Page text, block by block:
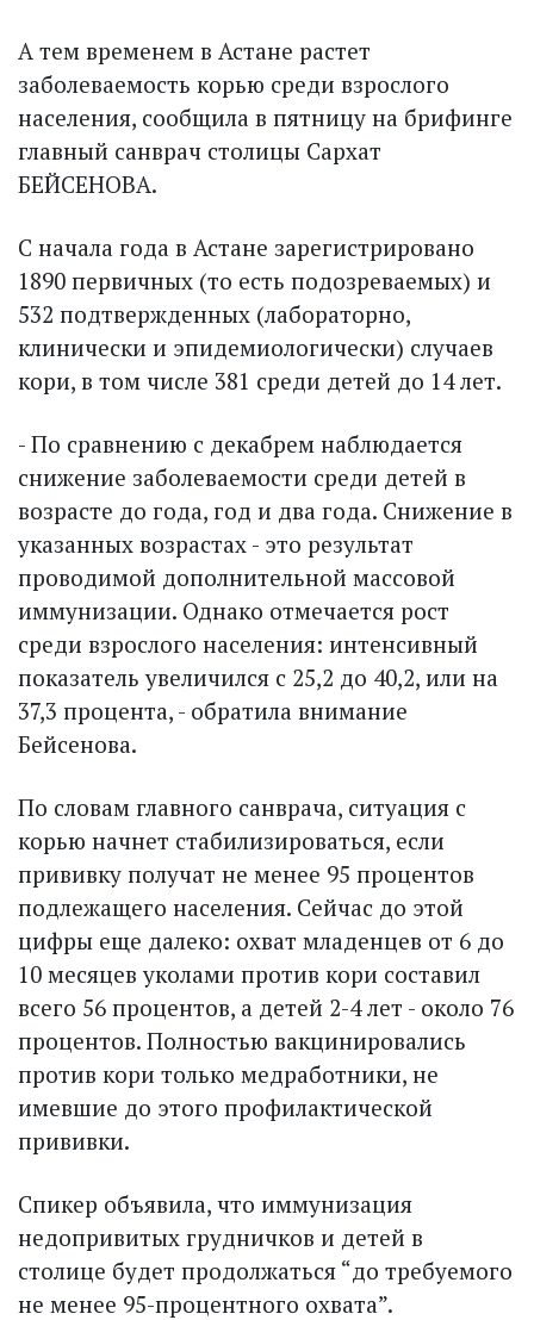
А тем временем в Астане растет
заболеваемость корью среди взрослого
населения, сообщила в пятницу на брифинге
главный санврач столицы Сархат
БЕЙСЕНОВА.
С начала года в Астане зарегистрировано
1890 первичных (то есть подозреваемых) и
532 подтвержденных (лабораторно,
клинически и эпидемиологически) случаев
кори, в том числе 381 среди детей до 14 лет.
- По сравнению с декабрем наблюдается
снижение заболеваемости среди детей в
возрасте до года, год и два года. Снижение в
указанных возрастах - это результат
проводимой дополнительной массовой
иммунизации. Однако отмечается рост
среди взрослого населения: интенсивный
показатель увеличился с 25,2 до 40,2, или на
37,3 процента, - обратила внимание
Бейсенова.
По словам главного санврача, ситуация с
корью начнет стабилизироваться, если
прививку получат не менее 95 процентов
подлежащего населения. Сейчас до этой
цифры еще далеко: охват младенцев от 6 до
10 месяцев уколами против кори составил
всего 56 процентов, а детей 2-4 лет - около 76
процентов. Полностью вакцинировались
против кори только медработники, не
имевшие до этого профилактической
прививки.
Спикер объявила, что иммунизация
недопривитых грудничков и детей в
столице будет продолжаться “до требуемого
не менее 95-процентного охвата”.